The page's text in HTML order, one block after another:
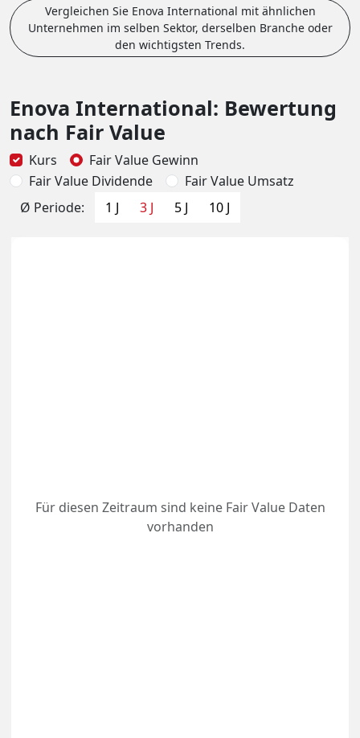
Vergleichen Sie Enova International mit ähnlichen
Unternehmen im selben Sektor, derselben Branche oder
den wichtigsten Trends.
Enova International: Bewertung
nach Fair Value
Kurs
Fair Value Gewinn
Fair Value Dividende
Fair Value Umsatz
Ø Periode:
1 J 3 J 5 J 10 J
Für diesen Zeitraum sind keine Fair Value Daten
vorhanden